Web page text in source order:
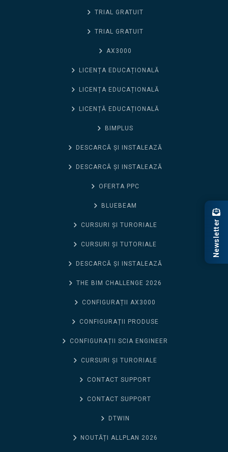
TRIAL GRATUIT
TRIAL GRATUIT
AX3000
LICENȚA EDUCAȚIONALĂ
LICENȚA EDUCAȚIONALĂ
LICENȚĂ EDUCAȚIONALĂ
BIMPLUS
DESCARCĂ ȘI INSTALEAZĂ
DESCARCĂ ȘI INSTALEAZĂ
OFERTA PPC
BLUEBEAM
CURSURI ȘI TURORIALE
CURSURI ȘI TUTORIALE
DESCARCĂ ȘI INSTALEAZĂ
THE BIM CHALLENGE 2026
CONFIGURAȚII AX3000
CONFIGURAȚII PRODUSE
CONFIGURAȚII SCIA ENGINEER
CURSURI ȘI TURORIALE
CONTACT SUPPORT
CONTACT SUPPORT
DTWIN
NOUTĂȚI ALLPLAN 2026
Newsletter